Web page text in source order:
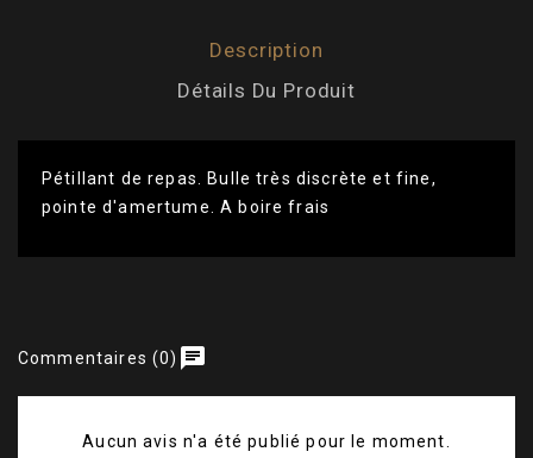
Description
Détails Du Produit
Pétillant de repas. Bulle très discrète et fine,
pointe d'amertume. A boire frais
Couleur chat
Commentaires (0)
Aucun avis n'a été publié pour le moment.